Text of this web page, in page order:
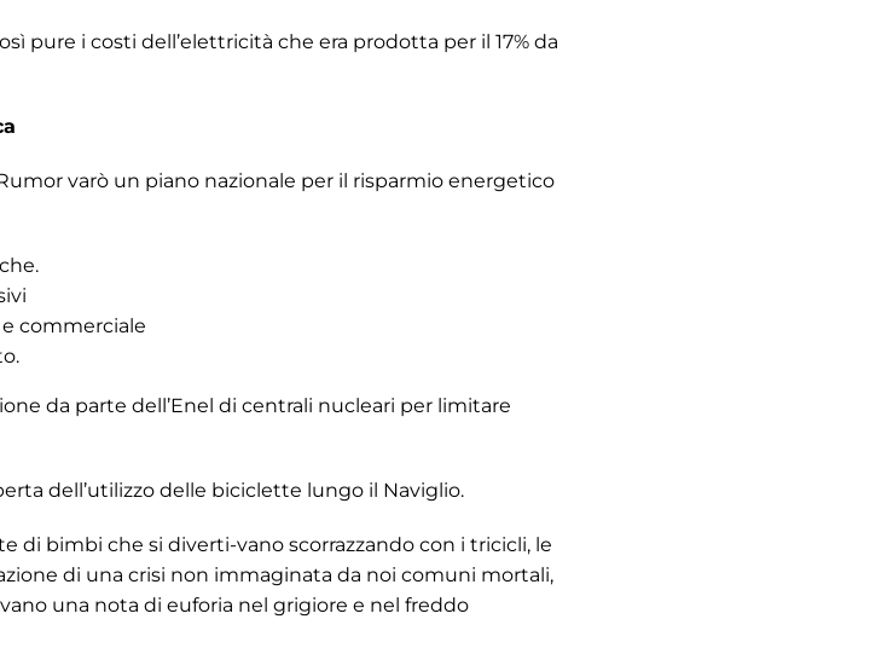
pure i costi dell’elettricità che era prodotta per il 17% da
varò un piano nazionale per il risparmio energetico
commerciale
da parte dell’Enel di centrali nucleari per limitare
dell’utilizzo delle biciclette lungo il Naviglio.
di bimbi che si diverti-vano scorrazzando con i tricicli, le
di una crisi non immaginata da noi comuni mortali,
una nota di euforia nel grigiore e nel freddo